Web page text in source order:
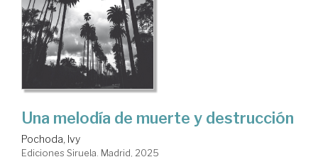
Una melodía de muerte y destrucción
Pochoda, Ivy
Ediciones Siruela. Madrid, 2025